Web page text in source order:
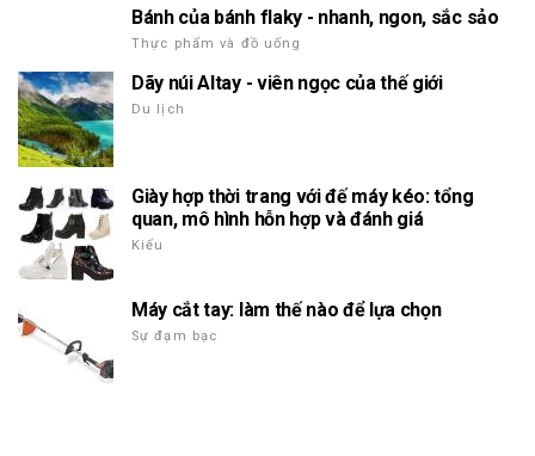
Bánh của bánh flaky - nhanh, ngon, sắc sảo
Thực phẩm và đồ uống
Dãy núi Altay - viên ngọc của thế giới
Du lịch
Giày hợp thời trang với đế máy kéo: tổng
quan, mô hình hỗn hợp và đánh giá
Kiểu
Máy cắt tay: làm thế nào để lựa chọn
Sự đạm bạc